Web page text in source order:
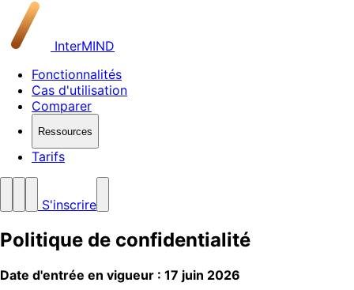
InterMIND
Fonctionnalités
Cas d'utilisation
Comparer
Ressources
Tarifs
S'inscrire
Politique de confidentialité
Date d'entrée en vigueur : 17 juin 2026